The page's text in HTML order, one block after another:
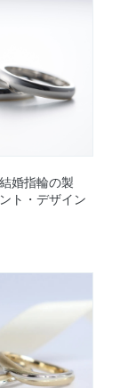
婚指輪の製
ト・デザイン